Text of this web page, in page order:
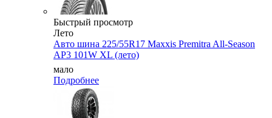
Быстрый просмотр
Лето
Авто шина 225/55R17 Maxxis Premitra All-Season
AP3 101W XL (лето)
мало
Подробнее